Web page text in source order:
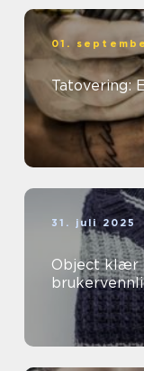
01.
Tatovering:
31. juli 2025
Object klær feminine plagg med